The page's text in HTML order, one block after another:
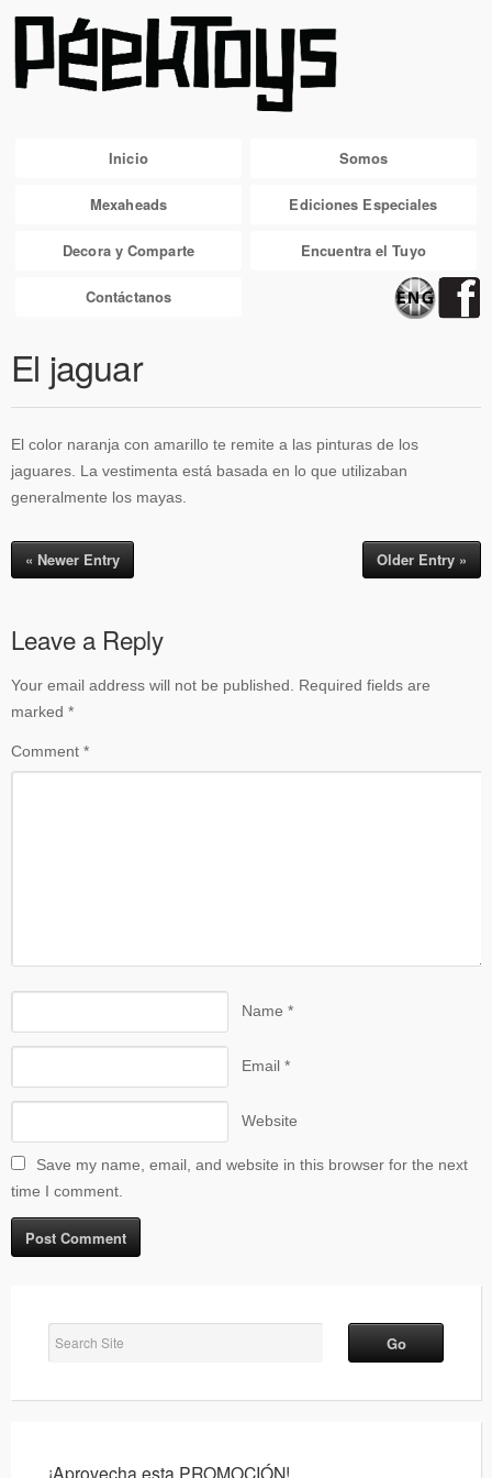
Inicio Somos
Mexaheads Ediciones Especiales
Decora y Comparte Encuentra el Tuyo
Contáctanos
El jaguar
El color naranja con amarillo te remite a las pinturas de los
jaguares. La vestimenta está basada en lo que utilizaban
generalmente los mayas.
« Newer Entry Older Entry »
Leave a Reply
Your email address will not be published.
Required fields are
marked *
Comment *
Name *
Email *
Website
Save my name, email, and website in this browser for the next
time I comment.
¡Aprovecha esta PROMOCIÓN!